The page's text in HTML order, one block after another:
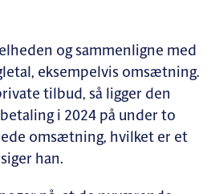
og sammenligne med
eksempelvis omsætning.
tilbud, så ligger den
i 2024 på under to
omsætning, hvilket er et
han.